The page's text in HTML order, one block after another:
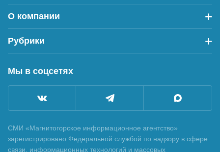
О компании
Рубрики
Мы в соцсетях
СМИ «Магнитогорское информационное агентство»
зарегистрировано Федеральной службой по надзору в сфере
связи, информационных технологий и массовых